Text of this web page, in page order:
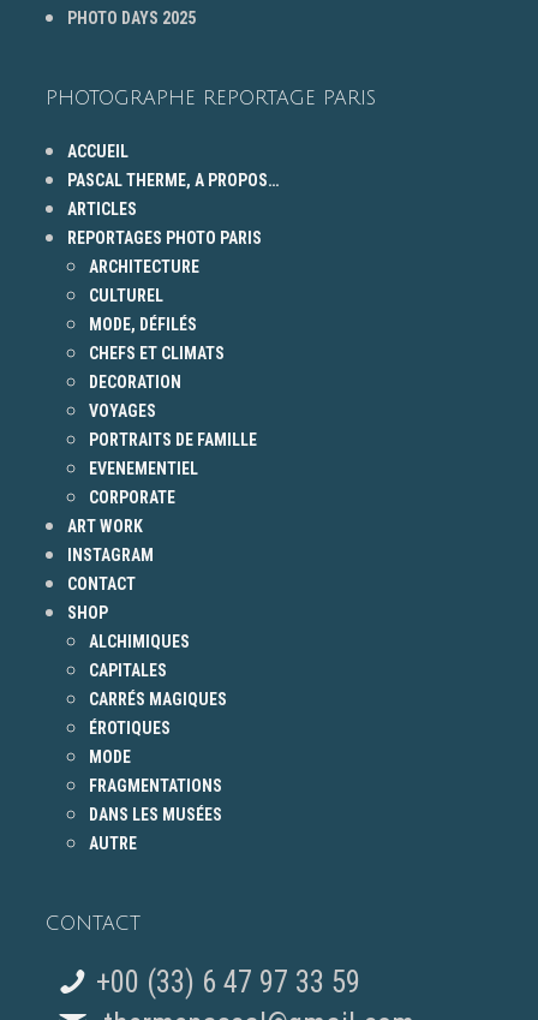
PHOTO DAYS 2025
PHOTOGRAPHE REPORTAGE PARIS
ACCUEIL
PASCAL THERME, A PROPOS…
ARTICLES
REPORTAGES PHOTO PARIS
ARCHITECTURE
CULTUREL
MODE, DÉFILÉS
CHEFS ET CLIMATS
DECORATION
VOYAGES
PORTRAITS DE FAMILLE
EVENEMENTIEL
CORPORATE
ART WORK
INSTAGRAM
CONTACT
SHOP
ALCHIMIQUES
CAPITALES
CARRÉS MAGIQUES
ÉROTIQUES
MODE
FRAGMENTATIONS
DANS LES MUSÉES
AUTRE
CONTACT
+00 (33) 6 47 97 33 59